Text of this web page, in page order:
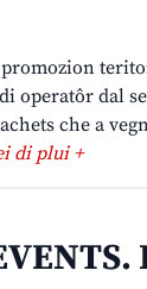
operatôr dal
che a
di plui +